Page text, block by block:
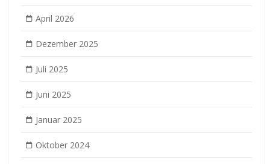
April 2026
Dezember 2025
Juli 2025
Juni 2025
Januar 2025
Oktober 2024